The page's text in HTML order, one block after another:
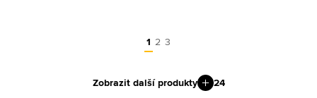
1 2 3
Zobrazit další produkty 24